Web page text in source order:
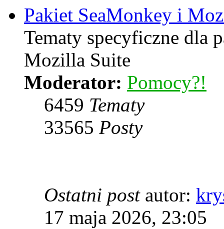
Pakiet SeaMonkey i
Tematy specyficzne dla
Mozilla Suite
Moderator: Pomocy?!
6459 Tematy
33565 Posty
Ostatni postautor:
17 maja 2026, 23:05